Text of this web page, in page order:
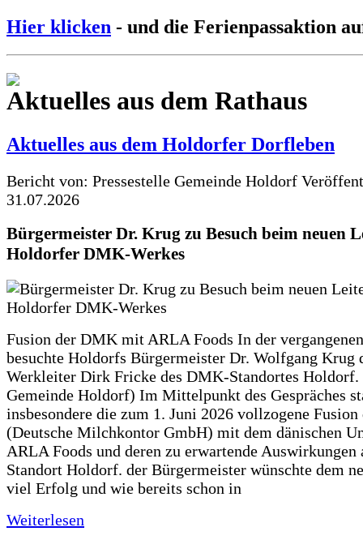
Hier klicken - und die Ferienpassaktion
Aktuelles aus dem Rathaus
Aktuelles aus dem Holdorfer Dorfleben
Bericht von: Pressestelle Gemeinde Holdorf
31.07.2026
Bürgermeister Dr. Krug zu Besuch beim neuen
Holdorfer DMK-Werkes
Fusion der DMK mit ARLA Foods In der
besuchte Holdorfs Bürgermeister Dr. Wolfgang Krug
Werkleiter Dirk Fricke des DMK-Standortes Holdorf.
Gemeinde Holdorf) Im Mittelpunkt des Gespräches
insbesondere die zum 1. Juni 2026 vollzogene
(Deutsche Milchkontor GmbH) mit dem dänischen
ARLA Foods und deren zu erwartende Auswirkungen
Standort Holdorf. der Bürgermeister wünschte dem
viel Erfolg und wie bereits schon in
Weiterlesen